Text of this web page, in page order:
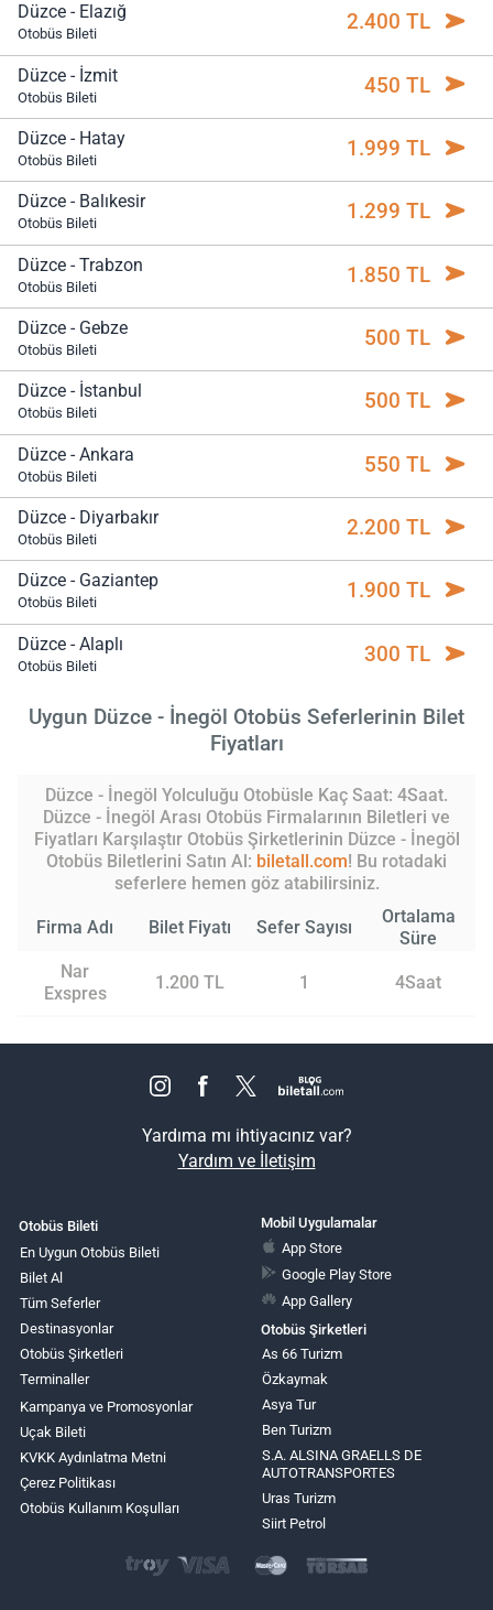
Düzce - Elazığ
Otobüs Bileti 2.400 TL
Düzce - İzmit
Otobüs Bileti 450 TL
Düzce - Hatay
Otobüs Bileti 1.999 TL
Düzce - Balıkesir
Otobüs Bileti 1.299 TL
Düzce - Trabzon
Otobüs Bileti 1.850 TL
Düzce - Gebze
Otobüs Bileti 500 TL
Düzce - İstanbul
Otobüs Bileti 500 TL
Düzce - Ankara
Otobüs Bileti 550 TL
Düzce - Diyarbakır
Otobüs Bileti 2.200 TL
Düzce - Gaziantep
Otobüs Bileti 1.900 TL
Düzce - Alaplı
Otobüs Bileti 300 TL
Uygun Düzce - İnegöl Otobüs Seferlerinin Bilet
Fiyatları
Düzce - İnegöl Yolculuğu Otobüsle Kaç Saat: 4Saat.
Düzce - İnegöl Arası Otobüs Firmalarının Biletleri ve
Fiyatları Karşılaştır Otobüs Şirketlerinin Düzce - İnegöl
Otobüs Biletlerini Satın Al: biletall.com! Bu rotadaki
seferlere hemen göz atabilirsiniz.
Firma Adı Bilet Fiyatı Sefer Sayısı
Ortalama
Süre
Nar
Exspres
1.200 TL 1 4Saat
Yardıma mı ihtiyacınız var?
Yardım ve İletişim
Otobüs Bileti
En Uygun Otobüs Bileti
Bilet Al
Tüm Seferler
Destinasyonlar
Otobüs Şirketleri
Terminaller
Kampanya ve Promosyonlar
Uçak Bileti
KVKK Aydınlatma Metni
Çerez Politikası
Otobüs Kullanım Koşulları
Mobil Uygulamalar
App Store
Google Play Store
App Gallery
Otobüs Şirketleri
As 66 Turizm
Özkaymak
Asya Tur
Ben Turizm
S.A. ALSINA GRAELLS DE
AUTOTRANSPORTES
Uras Turizm
Siirt Petrol